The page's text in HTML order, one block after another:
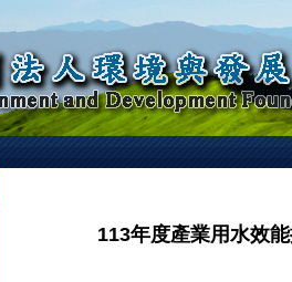
113年度產業用水效